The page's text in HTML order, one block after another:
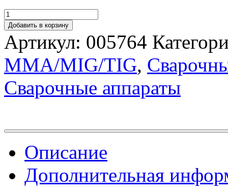
Добавить в корзину
Артикул: 005764
MMA/MIG/TIG,
Сварочные аппараты
Описание
Дополнительная